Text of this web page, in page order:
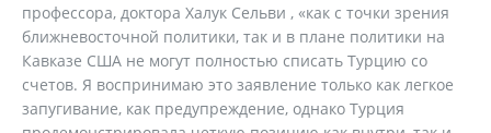
профессора, доктора Халук Сельви , «как с точки зрения
ближневосточной политики, так и в плане политики на
Кавказе США не могут полностью списать Турцию со
счетов. Я воспринимаю это заявление только как легкое
запугивание, как предупреждение, однако Турция